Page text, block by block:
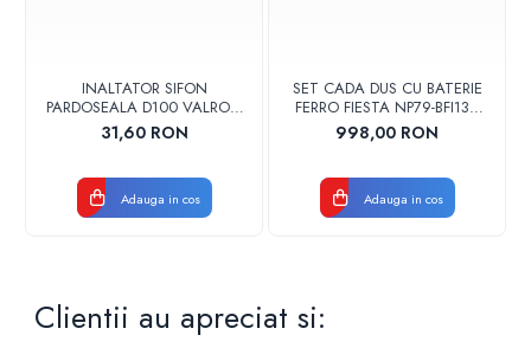
INALTATOR SIFON
PARDOSEALA D100 VALROM
17001900004
31,60 RON
Adauga in cos
SET CADA DUS CU BATERIE
FERRO FIESTA NP79-BFI13U
CROM
998,00 RON
Adauga in cos
Clientii au apreciat si: